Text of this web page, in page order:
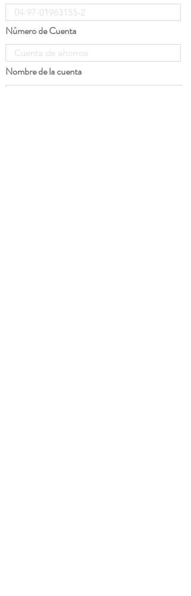
Número de Cuenta
Nombre de la cuenta